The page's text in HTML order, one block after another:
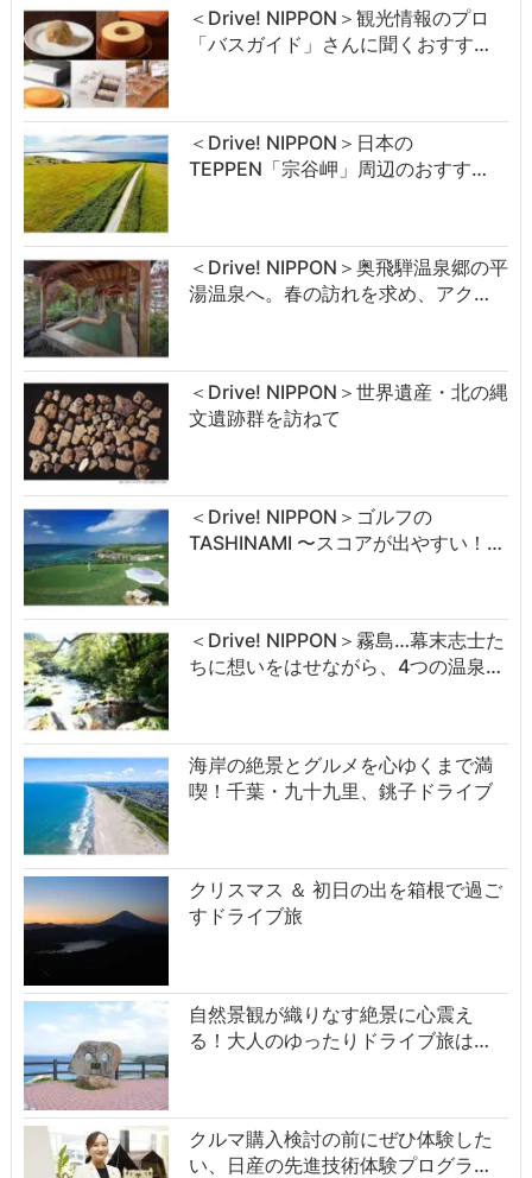
＜Drive! NIPPON＞観光情報のプロ
「バスガイド」さんに聞くおすす…
＜Drive! NIPPON＞日本の
TEPPEN「宗谷岬」周辺のおすす…
＜Drive! NIPPON＞奥飛騨温泉郷の平
湯温泉へ。春の訪れを求め、アク…
＜Drive! NIPPON＞世界遺産・北の縄
文遺跡群を訪ねて
＜Drive! NIPPON＞ゴルフの
TASHINAMI 〜スコアが出やすい！…
＜Drive! NIPPON＞霧島…幕末志士た
ちに想いをはせながら、4つの温泉…
海岸の絶景とグルメを心ゆくまで満
喫！千葉・九十九里、銚子ドライブ
クリスマス ＆ 初日の出を箱根で過ご
すドライブ旅
自然景観が織りなす絶景に心震え
る！大人のゆったりドライブ旅は…
クルマ購入検討の前にぜひ体験した
い、日産の先進技術体験プログラ…